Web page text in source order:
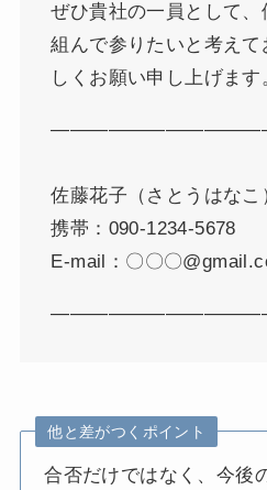
ぜひ貴社の一員として、
組んで参りたいと考え
しくお願い申し上げます
佐藤花子（さとうはなこ
携帯：090-1234-5678
E-mail：〇〇〇
他と差がつくポイント
合否だけではなく、今後